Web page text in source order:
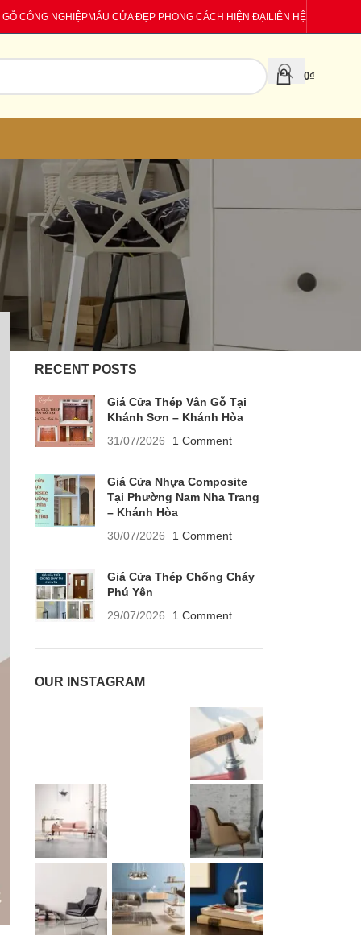
GỖ CÔNG NGHIỆPMẪU CỬA ĐẸP PHONG CÁCH HIỆN ĐẠILIÊN HỆ
0₫
CATEGORIES
Báo giá
Tin tức
RECENT POSTS
Giá Cửa Thép Vân Gỗ Tại
Khánh Sơn – Khánh Hòa
31/07/2026
1 Comment
Giá Cửa Nhựa Composite
Tại Phường Nam Nha Trang
– Khánh Hòa
30/07/2026
1 Comment
Giá Cửa Thép Chống Cháy
Phú Yên
29/07/2026
1 Comment
OUR INSTAGRAM